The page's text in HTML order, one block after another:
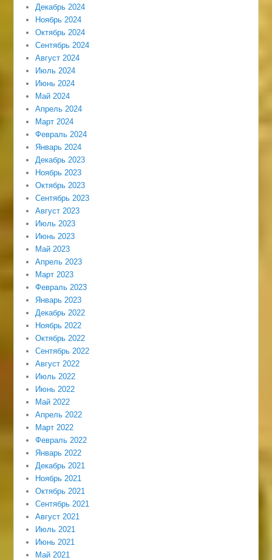
Декабрь 2024
Ноябрь 2024
Октябрь 2024
Сентябрь 2024
Август 2024
Июль 2024
Июнь 2024
Май 2024
Апрель 2024
Март 2024
Февраль 2024
Январь 2024
Декабрь 2023
Ноябрь 2023
Октябрь 2023
Сентябрь 2023
Август 2023
Июль 2023
Июнь 2023
Май 2023
Апрель 2023
Март 2023
Февраль 2023
Январь 2023
Декабрь 2022
Ноябрь 2022
Октябрь 2022
Сентябрь 2022
Август 2022
Июль 2022
Июнь 2022
Май 2022
Апрель 2022
Март 2022
Февраль 2022
Январь 2022
Декабрь 2021
Ноябрь 2021
Октябрь 2021
Сентябрь 2021
Август 2021
Июль 2021
Июнь 2021
Май 2021